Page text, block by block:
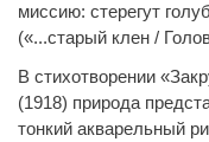
миссию: стерегут
(«...старый клен /
В стихотворении
(1918) природа
тонкий акварельный